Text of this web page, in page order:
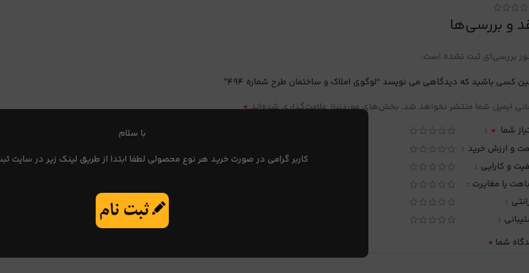
با سلام
کاربر گرامی در صورت خرید هر نوع محصولی لطفا ابتدا از طریق لینک زیر در سایت
و بررسی‌ها
بررسی‌ای ثبت نشده است.
کسی باشید که دیدگاهی می نویسد “لوگوی املاک و ساختمان طرح شماره 494”
ایمیل شما منتشر نخواهد شد. بخش‌های موردنیاز علامت‌گذاری شده‌اند*
شما *
و ارزش خرید
و کارایی
یا مغایرت
شما *